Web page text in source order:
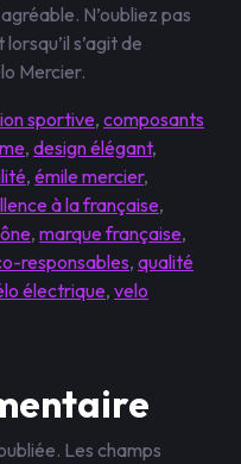
N’oubliez pas
s’agit de
Mercier.
sportive, composants
, design élégant,
, émile mercier,
à la française,
, marque française,
responsables, qualité
électrique, velo
Les champs